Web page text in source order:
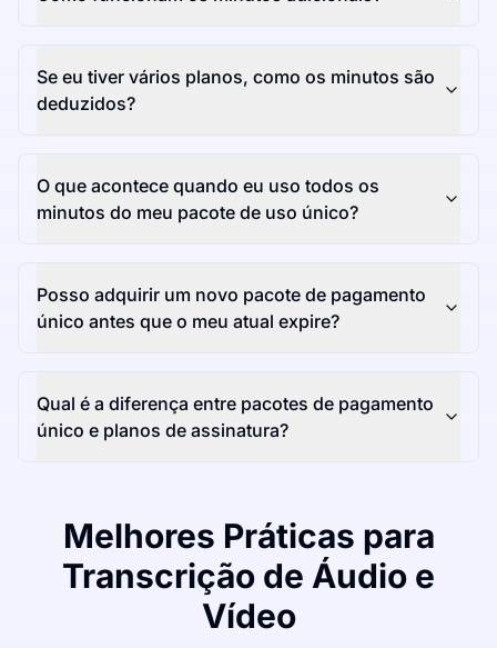
Se eu tiver vários planos, como os minutos são
deduzidos?
O que acontece quando eu uso todos os
minutos do meu pacote de uso único?
Posso adquirir um novo pacote de pagamento
único antes que o meu atual expire?
Qual é a diferença entre pacotes de pagamento
único e planos de assinatura?
Melhores Práticas para
Transcrição de Áudio e
Vídeo